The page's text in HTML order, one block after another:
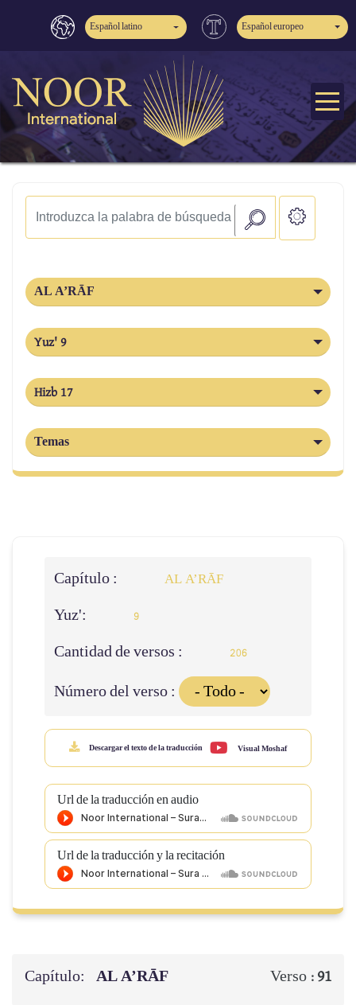
Español latino Español europeo
AL A’RĀF
Yuz' 9
Hizb 17
Temas
Capítulo : AL A’RĀF
Yuz': 9
Cantidad de versos : 206
Número del verso :
Descargar el texto de la traducción Visual Moshaf
Url de la traducción en audio
Url de la traducción y la recitación
Capítulo: AL A’RĀF Verso : 91